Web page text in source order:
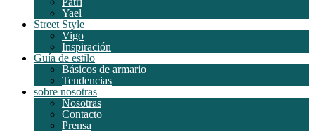
Yael
Street Style
Vigo
Inspiración
Guía de estilo
Básicos de armario
Tendencias
sobre nosotras
Nosotras
Contacto
Prensa